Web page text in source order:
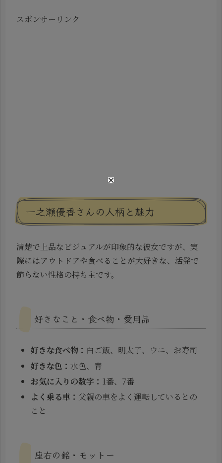
スポンサーリンク
一之瀬優香さんの人柄と魅力
清楚で上品なビジュアルが印象的な彼女ですが、実
際にはアウトドアや食べることが大好きな、活発で
飾らない性格の持ち主です。
好きなこと・食べ物・愛用品
好きな食べ物： 白ご飯、明太子、ウニ、お寿司
好きな色：水色、青
お気に入りの数字： 1番、7番
よく乗る車： 父親の車をよく運転しているとの
こと
座右の銘・モットー